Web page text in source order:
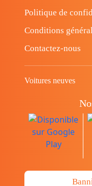
Politique de
Conditions
Contactez-nous
Voitures neuves